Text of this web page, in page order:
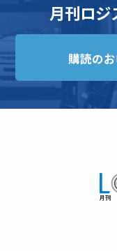
月刊ロジ
購読の